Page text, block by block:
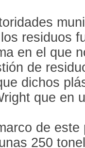
residuos
en el que
de
dichos
que en
de este
250